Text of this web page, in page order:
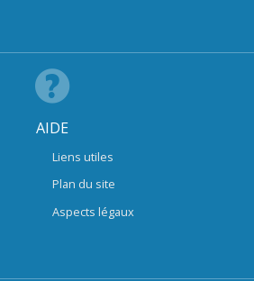
AIDE
Liens utiles
Plan du site
Aspects légaux